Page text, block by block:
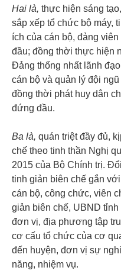
Hai là, thực hiện sáng
sắp xếp tổ chức bộ máy,
ích của cán bộ, đảng
đầu; đồng thời thực hiện
Đảng thống nhất lãnh
cán bộ và quản lý đội
đồng thời phát huy dân
đứng đầu.
Ba là, quán triệt đầy đủ,
chế theo tinh thần Nghị
2015 của Bộ Chính trị.
tinh giản biên chế gắn
cán bộ, công chức, viên
giản biên chế, UBND
đơn vị, địa phương tập
cơ cấu tổ chức của cơ
đến huyện, đơn vị sự
năng, nhiệm vụ.